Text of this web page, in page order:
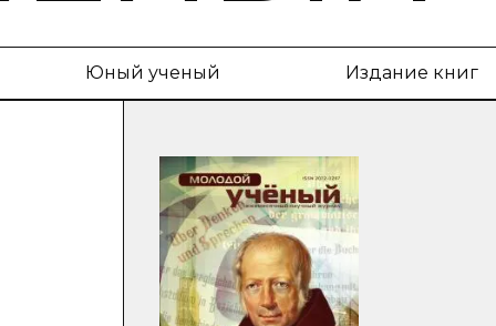
Юный ученый Издание книг